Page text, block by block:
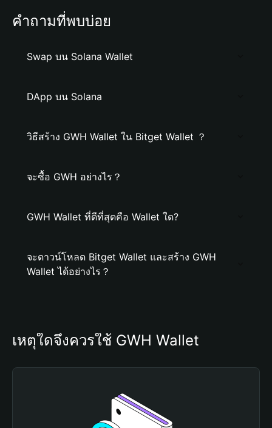
คำถามที่พบบ่อย
Swap บน Solana Wallet
DApp บน Solana
วิธีสร้าง GWH Wallet ใน Bitget Wallet ？
จะซื้อ GWH อย่างไร？
GWH Wallet ที่ดีที่สุดคือ Wallet ใด?
จะดาวน์โหลด Bitget Wallet และสร้าง GWH
Wallet ได้อย่างไร？
เหตุใดจึงควรใช้ GWH Wallet